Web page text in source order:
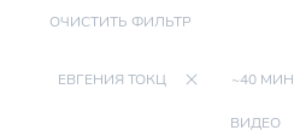
ОЧИСТИТЬ ФИЛЬТР
ЕВГЕНИЯ ТОКЦ ~40 МИН
ВИДЕО